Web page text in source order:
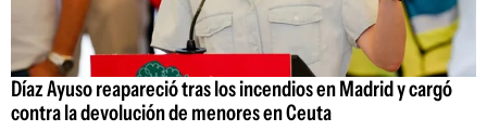
Díaz Ayuso reapareció tras los incendios en Madrid y cargó
contra la devolución de menores en Ceuta